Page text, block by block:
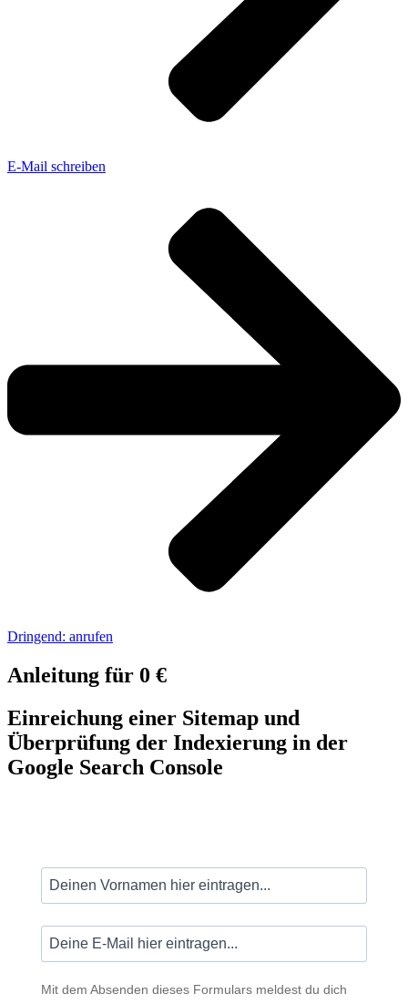
E-Mail schreiben
Dringend: anrufen
Anleitung für 0 €
Einreichung einer Sitemap und
Überprüfung der Indexierung in der
Google Search Console
Mit dem Absenden dieses Formulars meldest du dich